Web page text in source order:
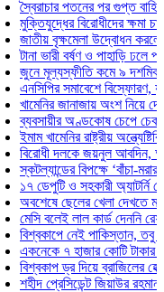
স্বৈরাচার পতনের পর গুপ্ত বাহিনীর
মুক্তিযুদ্ধের বিরোধীদের ক্ষমা চাইতে
জাতীয় বৃক্ষমেলা উদ্বোধন করলেন
টানা ভারী বর্ষণ ও পাহাড়ি ঢলে
জুনে মূল্যস্ফীতি কমে ৯ দশমিক ১৬
এনসিপির সমাবেশে বিস্ফোরণ,
খামেনির জানাজায় অংশ নিয়ে দেশে
ব্যবসায়ীর অণ্ডকোষ চেপে চেক-
ইমাম খামেনির রাষ্ট্রীয়
বিরোধী দলকে জয়নুল আবদিন,
স্কটল্যান্ডের বিপক্ষে ‘বাঁচা-মরার
১৭ ডেপুটি ও সহকারী অ্যাটর্নি
অবশেষে ছেলের খেলা দেখতে মাঠে
মেসি বলেই লাল কার্ড দেননি রেফারি!
বিশ্বকাপে নেই পাকিস্তান, তবু
একনেকে ৭ হাজার কোটি টাকার ৫
বিশ্বকাপ ড্র দিয়ে ব্রাজিলের হেক্সা
শহীদ প্রেসিডেন্ট জিয়াউর রহমান